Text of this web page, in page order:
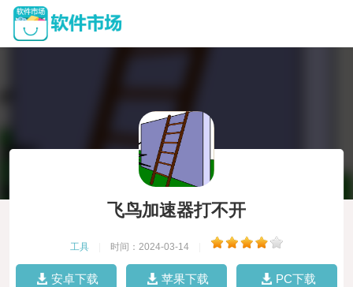
飞鸟加速器打不开
工具 时间：2024-03-14
安卓下载 苹果下载 PC下载